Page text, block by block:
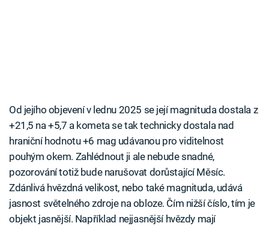
Od jejího objevení v lednu 2025 se její magnituda dostala z
+21,5 na +5,7 a kometa se tak technicky dostala nad
hraniční hodnotu +6 mag udávanou pro viditelnost
pouhým okem. Zahlédnout ji ale nebude snadné,
pozorování totiž bude narušovat dorůstající Měsíc.
Zdánlivá hvězdná velikost, nebo také magnituda, udává
jasnost světelného zdroje na obloze. Čím nižší číslo, tím je
objekt jasnější. Například nejjasnější hvězdy mají